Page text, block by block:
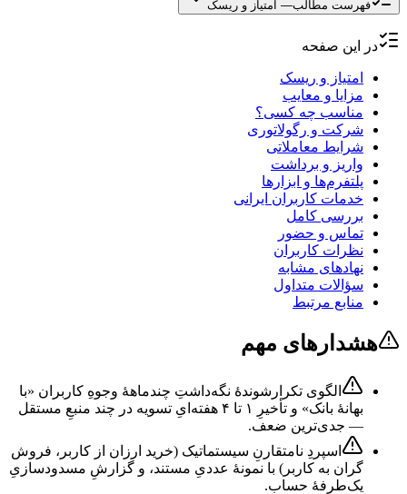
فهرست مطالب— امتیاز و ریسک
در این صفحه
امتیاز و ریسک
مزایا و معایب
مناسب چه کسی؟
شرکت و رگولاتوری
شرایط معاملاتی
واریز و برداشت
پلتفرم‌ها و ابزارها
خدمات کاربران ایرانی
بررسی کامل
تماس و حضور
نظرات کاربران
نهادهای مشابه
سؤالات متداول
منابع مرتبط
هشدارهای مهم
الگوی تکرارشوندهٔ نگه‌داشتِ چندماههٔ وجوهِ کاربران «با
بهانهٔ بانک» و تأخیرِ ۱ تا ۴ هفته‌ایِ تسویه در چند منبعِ مستقل
— جدی‌ترین ضعف.
اسپردِ نامتقارنِ سیستماتیک (خرید ارزان از کاربر، فروش
گران به کاربر) با نمونهٔ عددیِ مستند، و گزارشِ مسدودسازیِ
یک‌طرفهٔ حساب.